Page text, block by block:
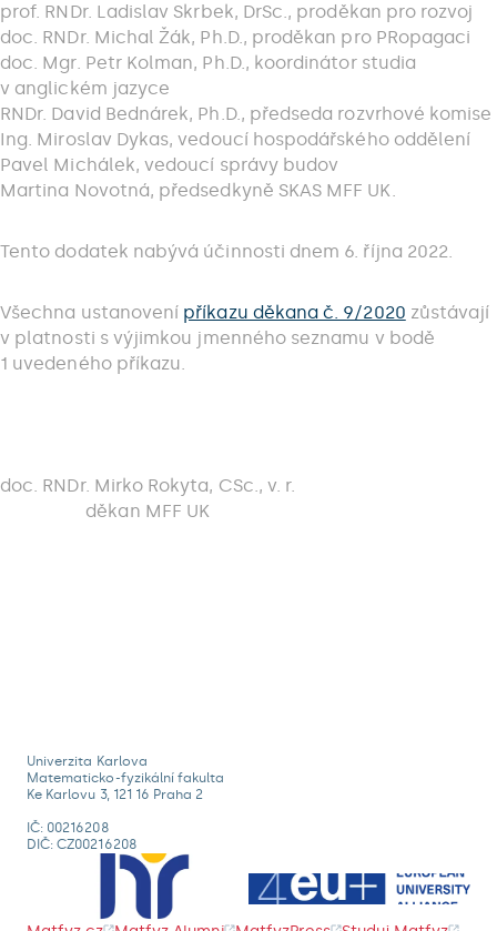
prof. RNDr. Ladislav Skrbek, DrSc., proděkan pro rozvoj
doc. RNDr. Michal Žák, Ph.D., proděkan pro PRopagaci
doc. Mgr. Petr Kolman, Ph.D., koordinátor studia
v anglickém jazyce
RNDr. David Bednárek, Ph.D., předseda rozvrhové komise
Ing. Miroslav Dykas, vedoucí hospodářského oddělení
Pavel Michálek, vedoucí správy budov
Martina Novotná, předsedkyně SKAS MFF UK.
Tento dodatek nabývá účinnosti dnem 6. října 2022.
Všechna ustanovení příkazu děkana č. 9/2020 zůstávají
v platnosti s výjimkou jmenného seznamu v bodě
1 uvedeného příkazu.
doc. RNDr. Mirko Rokyta, CSc., v. r.
děkan MFF UK
Univerzita Karlova
Matematicko-fyzikální fakulta
Ke Karlovu 3, 121 16 Praha 2
IČ: 00216208
DIČ: CZ00216208